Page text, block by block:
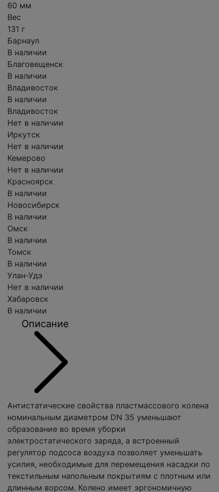
60 мм
Вес
131 г
Барнаул
В наличии
Благовещенск
В наличии
Владивосток
В наличии
Владивосток
Нет в наличии
Иркутск
Нет в наличии
Кемерово
Нет в наличии
Красноярск
В наличии
Новосибирск
В наличии
Омск
В наличии
Томск
В наличии
Улан-Удэ
Нет в наличии
Хабаровск
В наличии
Описание
Антистатические свойства пластмассового колена
номинальным диаметром DN 35 уменьшают
образование во время уборки
электростатического заряда, а встроенный
регулятор подсоса воздуха позволяет уменьшать
усилия, необходимые для перемещения насадки по
текстильным напольным покрытиям с плотным или
длинным ворсом. Колено имеет эргономичную